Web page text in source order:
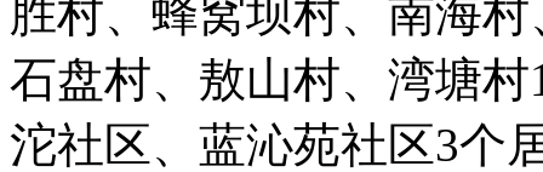
胜村、蜂窝坝村、南海
石盘村、敖山村、湾塘
沱社区、蓝沁苑社区3个